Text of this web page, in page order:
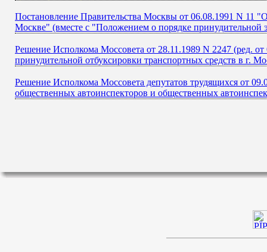
Постановление Правительства Москвы от 06.08.1991 N 11
Москве" (вместе с "Положением о порядке принудительной
Решение Исполкома Моссовета от 28.11.1989 N 2247 (ред.
принудительной отбуксировки транспортных средств в г.
Решение Исполкома Моссовета депутатов трудящихся от
общественных автоинспекторов и общественных